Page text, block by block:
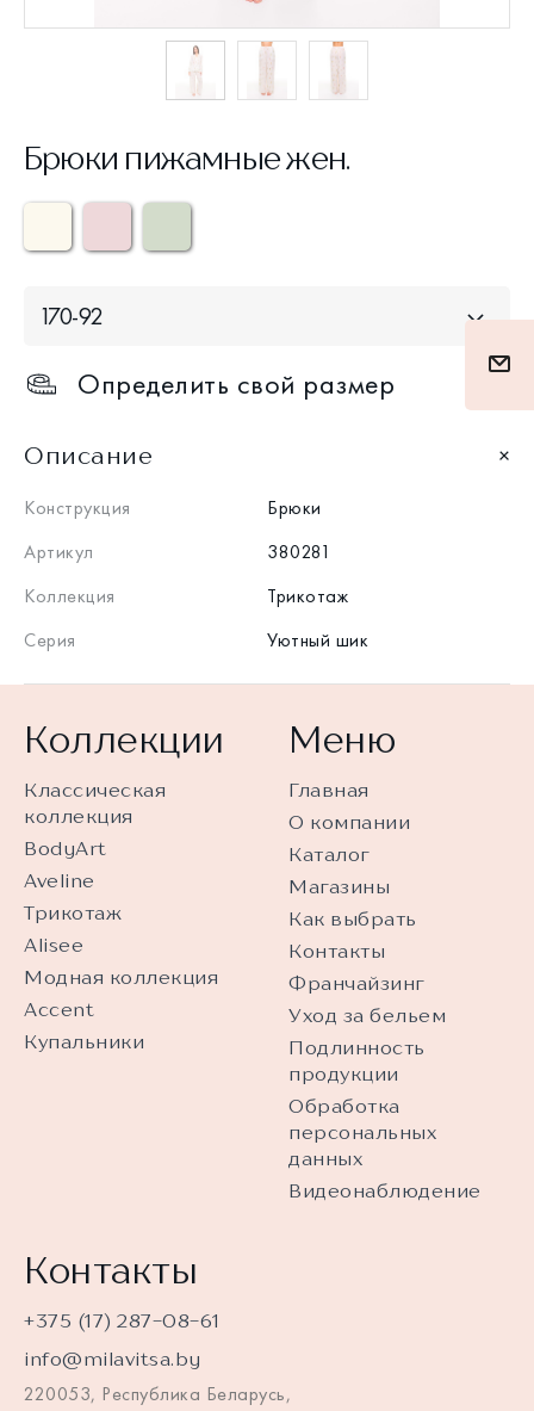
Брюки пижамные жен.
170-92
Определить свой размер
Описание
Конструкция
Брюки
Артикул
380281
Коллекция
Трикотаж
Серия
Уютный шик
Коллекции
Классическая
коллекция
BodyArt
Aveline
Трикотаж
Alisee
Модная коллекция
Accent
Купальники
Меню
Главная
О компании
Каталог
Магазины
Как выбрать
Контакты
Франчайзинг
Уход за бельем
Подлинность
продукции
Обработка
персональных
данных
Видеонаблюдение
Контакты
+375 (17) 287-08-61
info@milavitsa.by
220053, Республика Беларусь,